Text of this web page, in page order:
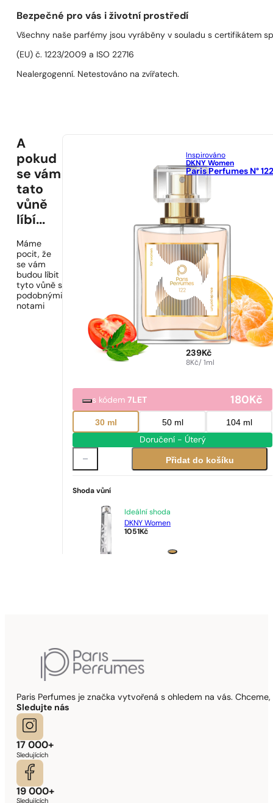
Bezpečné pro vás i životní prostředí
Všechny naše parfémy jsou vyráběny v souladu s certifikátem
(EU) č. 1223/2009 a ISO 22716
Nealergogenní. Netestováno na zvířatech.
A
pokud
se vám
tato
vůně
líbí...
Máme
pocit, že
se vám
budou líbit
tyto vůně s
podobnými
notami
Inspirováno
DKNY Women
Paris Perfumes N°
239Kč
8Kč/ 1ml
s kódem7LET 180Kč
30 ml 50 ml 104 ml
Doručení - Úterý
Přidat do košíku
Shoda vůní
Ideální shoda
DKNY Women
1051 Kč
Paris Perfumes je značka vytvořená s ohledem na vás.
Sledujte nás
17 000+
Sledujících
19 000+